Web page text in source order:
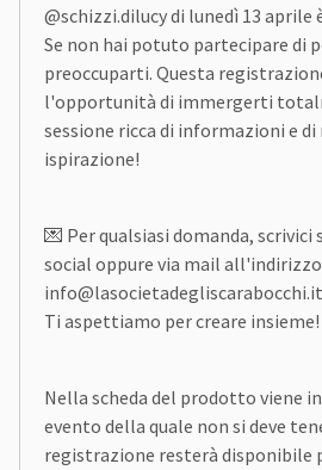
@schizzi.dilucy di lunedì 13 aprile
Se non hai potuto partecipare di
preoccuparti. Questa
l'opportunità di immergerti
sessione ricca di informazioni e
ispirazione!
💌 Per qualsiasi domanda, scrivici
social oppure via mail all'indirizzo
info@lasocietadegliscarabocchi.it
Ti aspettiamo per creare insieme!
Nella scheda del prodotto viene
evento della quale non si deve
registrazione resterà disponibile